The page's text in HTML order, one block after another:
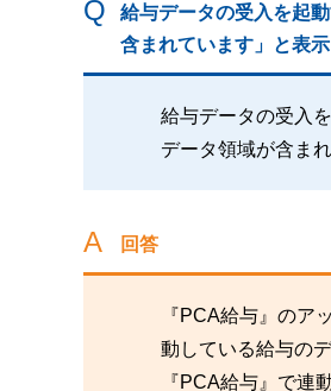
給与データの受入を起
含まれています」と表示
給与データの受入
データ領域が含ま
回答
『PCA給与』のア
動している給与の
『PCA給与』で連